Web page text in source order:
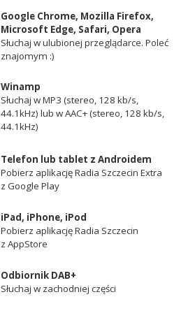
Google Chrome, Mozilla Firefox,
Microsoft Edge, Safari, Opera
Słuchaj w ulubionej przeglądarce. Poleć
znajomym :)
Winamp
Słuchaj w MP3 (stereo, 128 kb/s,
44.1kHz) lub w AAC+ (stereo, 128 kb/s,
44.1kHz)
Telefon lub tablet z Androidem
Pobierz aplikację Radia Szczecin Extra
z Google Play
iPad, iPhone, iPod
Pobierz aplikację Radia Szczecin
z AppStore
Odbiornik DAB+
Słuchaj w zachodniej części